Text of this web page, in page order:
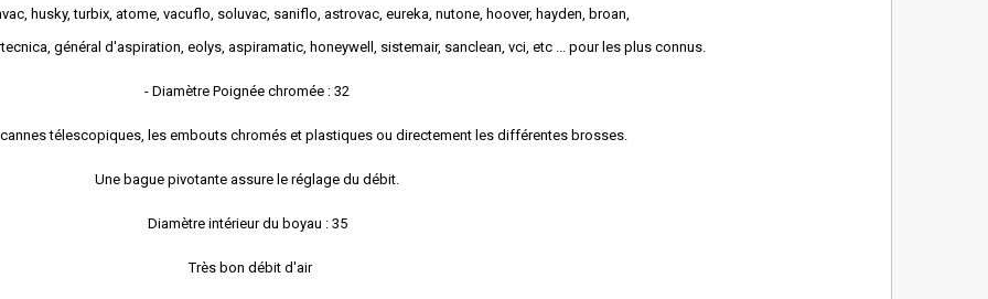
husky, turbix, atome, vacuflo, soluvac, saniflo, astrovac, eureka, nutone, hoover, hayden, broan,
général d'aspiration, eolys, aspiramatic, honeywell, sistemair, sanclean, vci, etc ... pour les plus connus.
- Diamètre Poignée chromée : 32
télescopiques, les embouts chromés et plastiques ou directement les différentes brosses.
Une bague pivotante assure le réglage du débit.
Diamètre intérieur du boyau : 35
Très bon débit d'air